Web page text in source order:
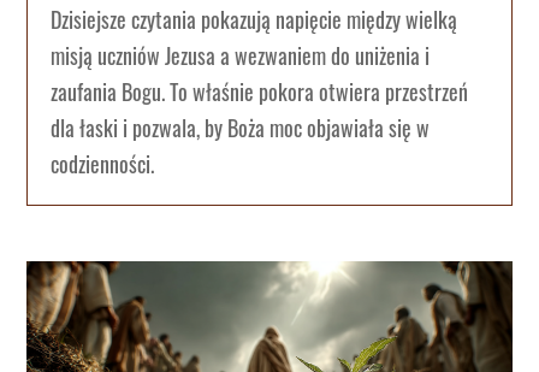
Dzisiejsze czytania pokazują napięcie między wielką
misją uczniów Jezusa a wezwaniem do uniżenia i
zaufania Bogu. To właśnie pokora otwiera przestrzeń
dla łaski i pozwala, by Boża moc objawiała się w
codzienności.